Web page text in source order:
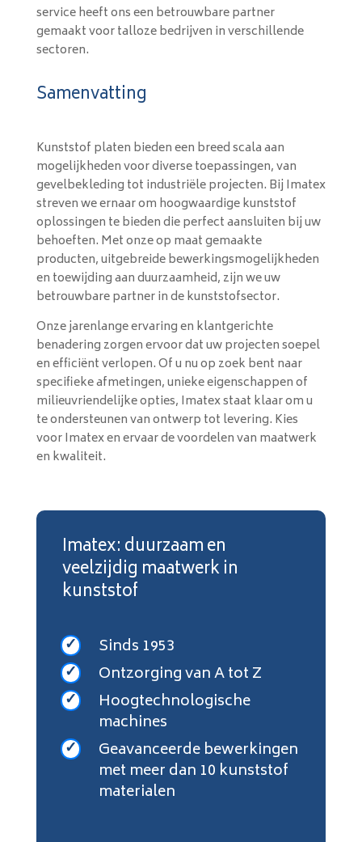
service heeft ons een betrouwbare partner
gemaakt voor talloze bedrijven in verschillende
sectoren.
Samenvatting
Kunststof platen bieden een breed scala aan
mogelijkheden voor diverse toepassingen, van
gevelbekleding tot industriële projecten. Bij Imatex
streven we ernaar om hoogwaardige kunststof
oplossingen te bieden die perfect aansluiten bij uw
behoeften. Met onze op maat gemaakte
producten, uitgebreide bewerkingsmogelijkheden
en toewijding aan duurzaamheid, zijn we uw
betrouwbare partner in de kunststofsector.
Onze jarenlange ervaring en klantgerichte
benadering zorgen ervoor dat uw projecten soepel
en efficiënt verlopen. Of u nu op zoek bent naar
specifieke afmetingen, unieke eigenschappen of
milieuvriendelijke opties, Imatex staat klaar om u
te ondersteunen van ontwerp tot levering. Kies
voor Imatex en ervaar de voordelen van maatwerk
en kwaliteit.
Imatex: duurzaam en
veelzijdig maatwerk in
kunststof
Sinds 1953
Ontzorging van A tot Z
Hoogtechnologische
machines
Geavanceerde bewerkingen
met meer dan 10 kunststof
materialen